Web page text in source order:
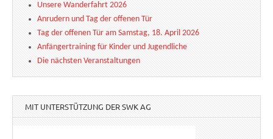
Unsere Wanderfahrt 2026
Anrudern und Tag der offenen Tür
Tag der offenen Tür am Samstag, 18. April 2026
Anfängertraining für Kinder und Jugendliche
Die nächsten Veranstaltungen
MIT UNTERSTÜTZUNG DER SWK AG